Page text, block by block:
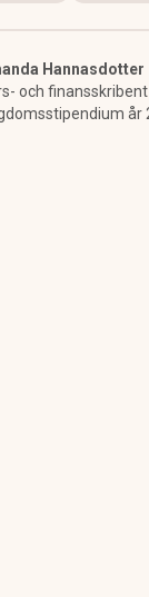
Hannasdotter
och
år